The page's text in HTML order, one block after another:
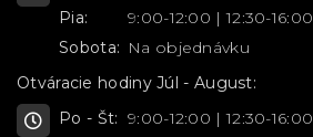
Pia:
9:00-12:00 | 12:30-16:00
Sobota: Na objednávku
Otváracie hodiny Júl - August:
Po - Št: 9:00-12:00 | 12:30-16:00